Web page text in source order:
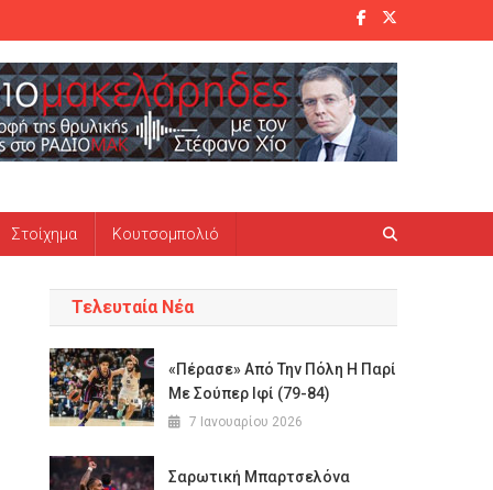
Στοίχημα Κουτσομπολιό
Τελευταία Νέα
«Πέρασε» Από Την Πόλη Η Παρί
Με Σούπερ Ιφί (79-84)
7 Ιανουαρίου 2026
Σαρωτική Μπαρτσελόνα